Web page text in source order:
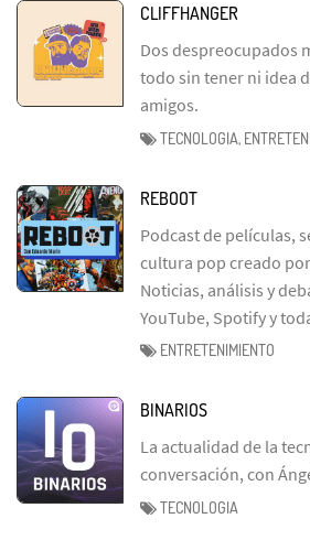
CLIFFHANGER
Dos despreocupados
todo sin tener ni idea
amigos.
TECNOLOGIA,
REBOOT
Podcast de películas,
cultura pop creado
Noticias, análisis y
YouTube, Spotify y
ENTRETENIMIENTO
BINARIOS
La actualidad de la
conversación, con
TECNOLOGIA